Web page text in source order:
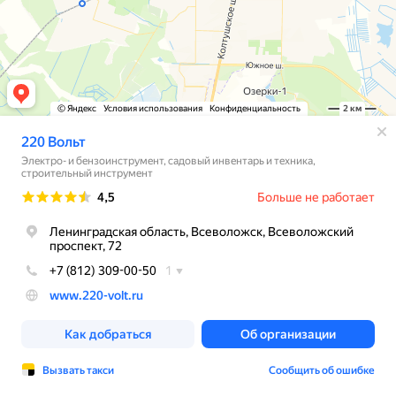
© Яндекс Условия использования Конфиденциальность 2 км
220 Вольт
Электро- и бензоинструмент, садовый инвентарь и техника,
строительный инструмент
Рейтинг
4,5 Больше не работает
Ленинградская область, Всеволожск, Всеволожский
проспект, 72
+7 (812) 309-00-50
1
www.220-volt.ru
Как добраться Об организации
Вызвать такси Сообщить об ошибке